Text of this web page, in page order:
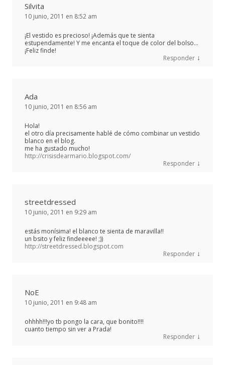
Silvita
10 junio, 2011 en 8:52 am
¡El vestido es precioso! ¡Además que te sienta
estupendamente! Y me encanta el toque de color del bolso…
¡Feliz finde!
Responder ↓
Ada
10 junio, 2011 en 8:56 am
Hola!
el otro día precisamente hablé de cómo combinar un vestido
blanco en el blog.
me ha gustado mucho!
http://crisisdearmario.blogspot.com/
Responder ↓
streetdressed
10 junio, 2011 en 9:29 am
estás monísima! el blanco te sienta de maravilla!!
un bsito y feliz findeeeee! ;))
http://streetdressed.blogspot.com
Responder ↓
NoE
10 junio, 2011 en 9:48 am
ohhhh!!!yo tb pongo la cara, que bonito!!!!
cuanto tiempo sin ver a Prada!
Responder ↓